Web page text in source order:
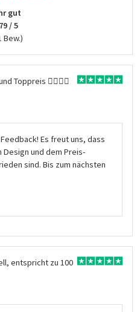
Toppreis 👍🏻👍🏻
Es freut uns, dass
und dem Preis-
sind. Bis zum nächsten
entspricht zu 100
gut
/ 5
Bew.)